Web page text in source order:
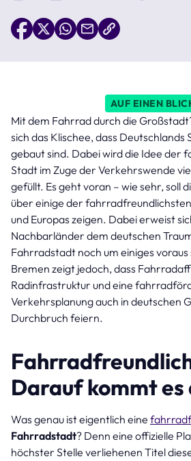
AUF EINEN
Mit dem Fahrrad durch die
sich das Klischee, dass
gebaut sind. Dabei wird die Idee der
Stadt im Zuge der Verkehrswende
gefüllt. Es geht voran – wie sehr, soll
über einige der
und Europas zeigen. Dabei erweist
Nachbarländer dem deutschen
Fahrradstadt noch um einiges voraus
Bremen zeigt jedoch, dass
Radinfrastruktur und eine
Verkehrsplanung auch in deutschen
Durchbruch feiern.
Darauf kommt es
Was genau ist eigentlich eine
Fahrradstadt? Denn eine offizielle
höchster Stelle verliehenen Titel